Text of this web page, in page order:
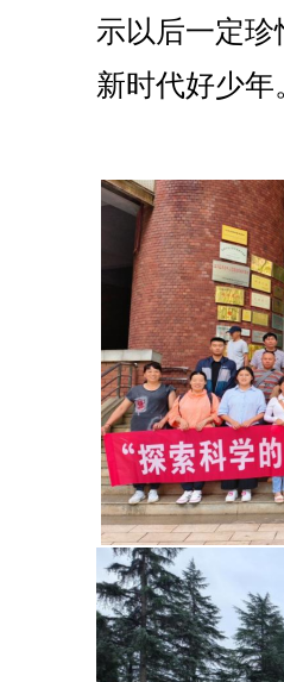
示以后一定
新时代好少年